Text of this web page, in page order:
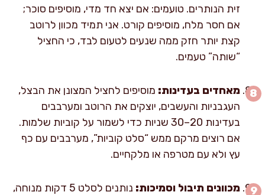
זית הנותרים. טועמים: אם יצא חד מדי, מוסיפים סוכר;
אם חסר מלח, מוסיפים קורט. אני תמיד מכוון לרוטב
קצת יותר חזק ממה שנעים לטעום לבד, כי החציל
“שותה” טעמים.
מאחדים בעדינות: מוסיפים לחציל המצונן את הבצל,
העגבניות והעשבים, יוצקים את הרוטב ומערבבים
בעדינות 20–30 שניות כדי לשמור על קוביות שלמות.
אם רוצים מרקם ממש “סלט קוביות”, מערבבים עם כף
עץ ולא עם מטרפה או מלקחיים.
מכוונים תיבול וסמיכות:
נותנים לסלט 5 דקות מנוחה,